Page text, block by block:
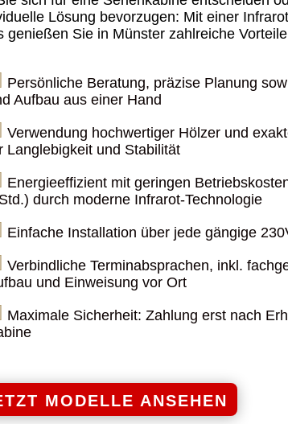
Lösung bevorzugen: Mit einer
genießen Sie in Münster zahlreiche
Persönliche Beratung, präzise Planung
Aufbau aus einer Hand
Verwendung hochwertiger Hölzer und
Langlebigkeit und Stabilität
Energieeffizient mit geringen
durch moderne Infrarot-Technologie
Einfache Installation über jede gängige
Verbindliche Terminabsprachen, inkl.
und Einweisung vor Ort
Maximale Sicherheit: Zahlung erst nach
MODELLE ANSEHEN